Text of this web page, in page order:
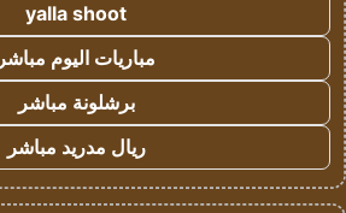
yalla shoot
مباريات اليوم مباشر
برشلونة مباشر
ريال مدريد مباشر